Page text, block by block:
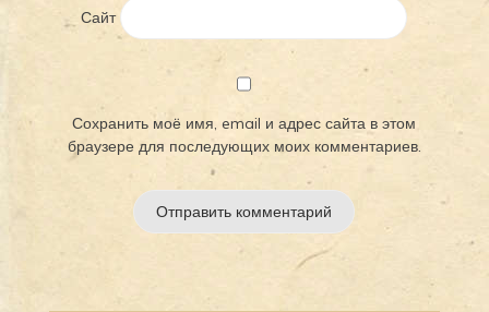
Сайт
Сохранить моё имя, email и адрес сайта в этом
браузере для последующих моих комментариев.